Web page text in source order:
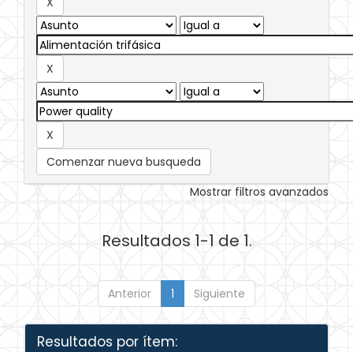
Comenzar nueva busqueda
Mostrar filtros avanzados
Resultados 1-1 de 1.
Anterior 1 Siguiente
Resultados por ítem: